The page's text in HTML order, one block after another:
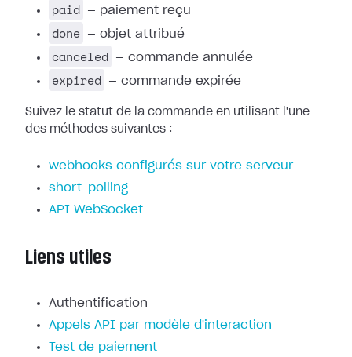
paid — paiement reçu
done — objet attribué
canceled — commande annulée
expired — commande expirée
Suivez le statut de la commande en utilisant l'une
des méthodes suivantes :
webhooks configurés sur votre serveur
short-polling
API WebSocket
Liens utiles
Authentification
Appels API par modèle d'interaction
Test de paiement